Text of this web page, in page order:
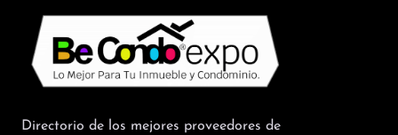
Directorio de los mejores proveedores de